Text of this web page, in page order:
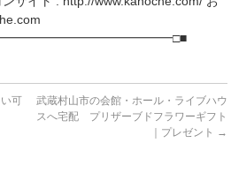
可
武蔵村山市の会館・ホール・ライブハウ
スへ宅配 プリザーブドフラワーギフト
｜プレゼント →